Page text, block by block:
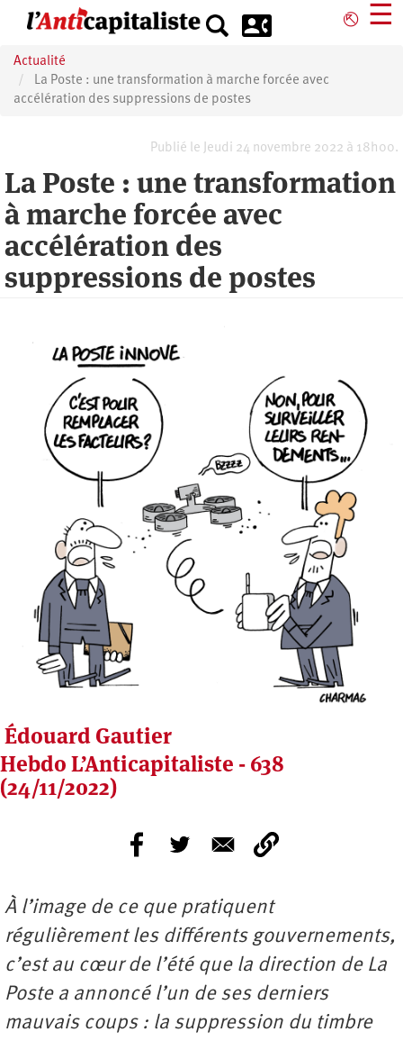
principal
⎋ ☰
Actualité
La Poste : une transformation à marche forcée avec
accélération des suppressions de postes
Publié le Jeudi 24 novembre 2022 à 18h00.
La Poste : une transformation
à marche forcée avec
accélération des
suppressions de postes
Édouard Gautier
Hebdo L’Anticapitaliste - 638
(24/11/2022)
À l’image de ce que pratiquent
régulièrement les différents gouvernements,
c’est au cœur de l’été que la direction de La
Poste a annoncé l’un de ses derniers
mauvais coups : la suppression du timbre